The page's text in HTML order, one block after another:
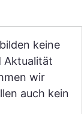
um
JETZTkeine
Aktualität
wir
auch kein